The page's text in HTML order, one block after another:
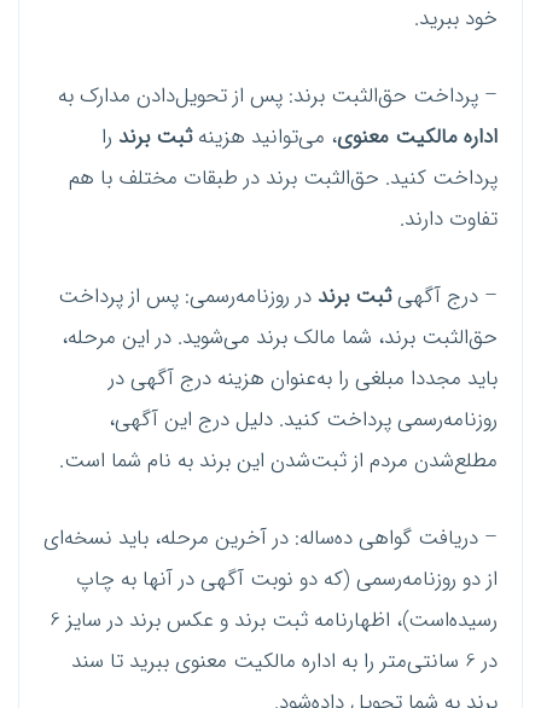
خود ببرید.
– پرداخت حق‌الثبت برند: پس از تحویل‌دادن مدارک به
اداره مالکیت معنوی، می‌توانید هزینهثبت برند را
پرداخت کنید. حق‌الثبت برند در طبقات مختلف با هم
تفاوت دارند.
– درج آگهیثبت برند در روزنامه‌رسمی: پس از پرداخت
حق‌الثبت برند، شما مالک برند می‌شوید. در این مرحله،
باید مجددا مبلغی را به‌عنوان هزینه درج آگهی در
روزنامه‌رسمی پرداخت کنید. دلیل درج این آگهی،
مطلع‌شدن مردم از ثبت‌شدن این برند به نام شما است.
– دریافت گواهی ده‌ساله: در آخرین مرحله، باید نسخه‌ای
از دو روزنامه‌رسمی (که دو نوبت آگهی در آنها به چاپ
رسیده‌است)، اظهارنامه ثبت برند و عکس برند در سایز 6
در 6 سانتی‌متر را به اداره مالکیت معنوی ببرید تا سند